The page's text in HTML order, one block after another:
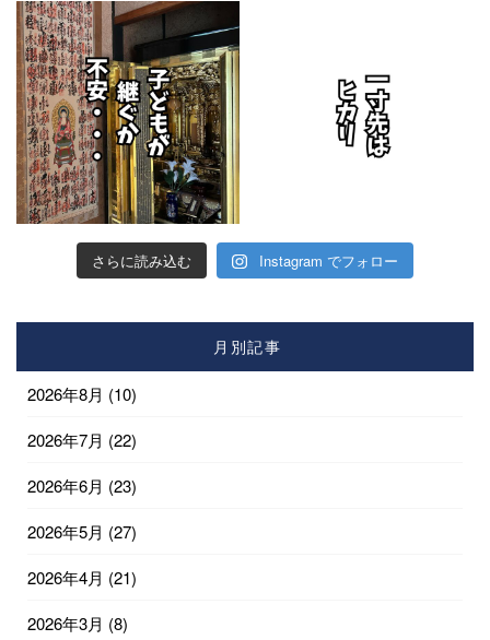
さらに読み込む Instagram でフォロー
月別記事
2026年8月 (10)
2026年7月 (22)
2026年6月 (23)
2026年5月 (27)
2026年4月 (21)
2026年3月 (8)